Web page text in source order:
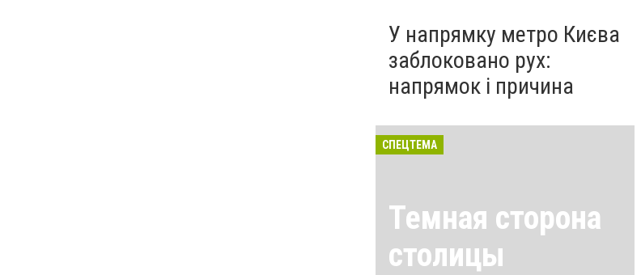
У напрямку метро Києва
заблоковано рух:
напрямок і причина
СПЕЦТЕМА
Темная сторона
столицы